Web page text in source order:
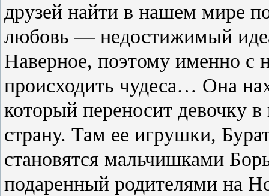
друзей найти в нашем мире
любовь — недостижимый
Наверное, поэтому именно с
происходить чудеса… Она
который переносит девочку
страну. Там ее игрушки,
становятся мальчишками
подаренный родителями на